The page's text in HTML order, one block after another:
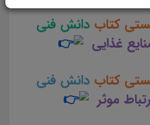
کتاب دانش فنی
غذایی
کتاب دانش فنی
موثر